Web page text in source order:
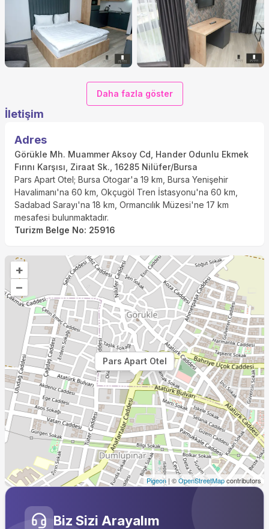
Daha fazla göster
İletişim
Adres
Görükle Mh. Muammer Aksoy Cd, Hander Odunlu Ekmek
Fırını Karşısı, Ziraat Sk., 16285 Nilüfer/Bursa
Pars Apart Otel; Bursa Otogar'a 19 km, Bursa Yenişehir
Havalimanı'na 60 km, Okçugöl Tren İstasyonu'na 60 km,
Sadabad Sarayı'na 18 km, Ormancılık Müzesi'ne 17 km
mesafesi bulunmaktadır.
Turizm Belge No: 25916
Pars Apart Otel
+
–
Pigeon | ©OpenStreetMapcontributors
Biz Sizi Arayalım